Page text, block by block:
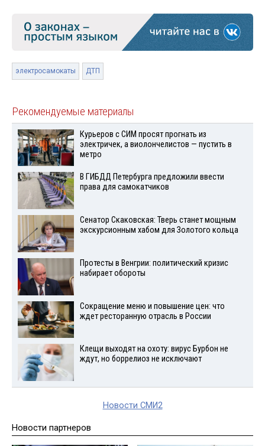
электросамокаты ДТП
Рекомендуемые материалы
Курьеров с СИМ просят прогнать из
электричек, а виолончелистов — пустить в
метро
В ГИБДД Петербурга предложили ввести
права для самокатчиков
Сенатор Скаковская: Тверь станет мощным
экскурсионным хабом для Золотого кольца
Протесты в Венгрии: политический кризис
набирает обороты
Сокращение меню и повышение цен: что
ждет ресторанную отрасль в России
Клещи выходят на охоту: вирус Бурбон не
ждут, но боррелиоз не исключают
Новости СМИ2
Новости партнеров